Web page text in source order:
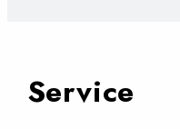
Service